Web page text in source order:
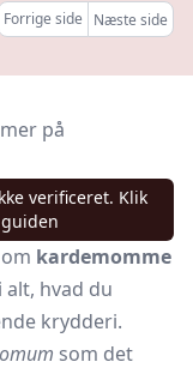
Forrige side Næste side
på
verificeret. Klik
kardemomme
hvad du
krydderi.
som det